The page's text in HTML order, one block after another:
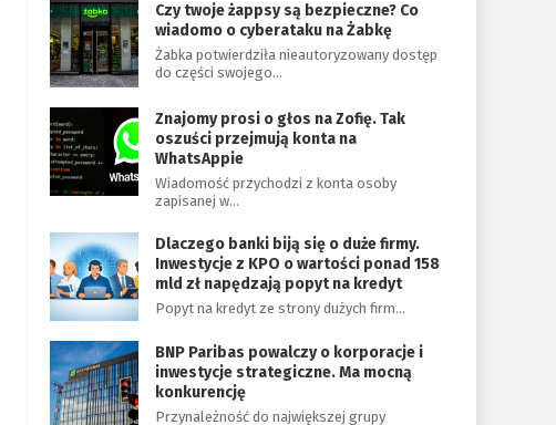
Czy twoje żappsy są bezpieczne? Co
wiadomo o cyberataku na Żabkę
Żabka potwierdziła nieautoryzowany dostęp
do części swojego…
Znajomy prosi o głos na Zofię. Tak
oszuści przejmują konta na
WhatsAppie
Wiadomość przychodzi z konta osoby
zapisanej w…
Dlaczego banki biją się o duże firmy.
Inwestycje z KPO o wartości ponad 158
mld zł napędzają popyt na kredyt
Popyt na kredyt ze strony dużych firm…
BNP Paribas powalczy o korporacje i
inwestycje strategiczne. Ma mocną
konkurencję
Przynależność do największej grupy